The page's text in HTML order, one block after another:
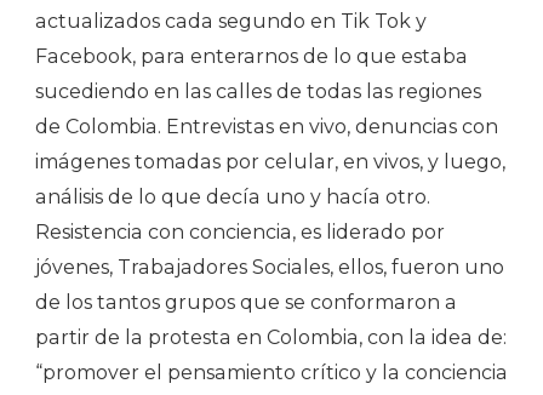
actualizados cada segundo en Tik Tok y
Facebook, para enterarnos de lo que estaba
sucediendo en las calles de todas las regiones
de Colombia. Entrevistas en vivo, denuncias con
imágenes tomadas por celular, en vivos, y luego,
análisis de lo que decía uno y hacía otro.
Resistencia con conciencia, es liderado por
jóvenes, Trabajadores Sociales, ellos, fueron uno
de los tantos grupos que se conformaron a
partir de la protesta en Colombia, con la idea de:
“promover el pensamiento crítico y la conciencia